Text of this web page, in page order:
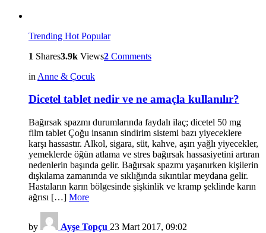
Trending Hot Popular
1 Shares3.9k Views2 Comments
in Anne & Çocuk
Dicetel tablet nedir ve ne amaçla kullanılır?
Bağırsak spazmı durumlarında faydalı ilaç; dicetel 50 mg
film tablet Çoğu insanın sindirim sistemi bazı yiyeceklere
karşı hassastır. Alkol, sigara, süt, kahve, aşırı yağlı yiyecekler,
yemeklerde öğün atlama ve stres bağırsak hassasiyetini artıran
nedenlerin başında gelir. Bağırsak spazmı yaşanırken kişilerin
dışkılama zamanında ve sıklığında sıkıntılar meydana gelir.
Hastaların karın bölgesinde şişkinlik ve kramp şeklinde karın
ağrısı […] More
by Ayşe Topçu 23 Mart 2017, 09:02